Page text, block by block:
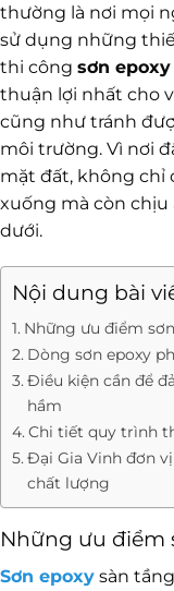
thường là nơi mọi
sử dụng những
thi công sơn
thuận lợi nhất cho
cũng như tránh
môi trường. Vì nơi
mặt đất, không chỉ
xuống mà còn
dưới.
Nội dung bài
Những ưu điểm
Dòng sơn epoxy
Điều kiện cần để
hầm
Chi tiết quy trình
Đại Gia Vinh đơn
chất lượng
Những ưu điểm
Sơn epoxy sàn